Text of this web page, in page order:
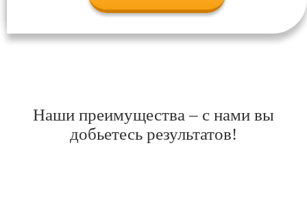
Наши преимущества – с нами вы
добьетесь результатов!